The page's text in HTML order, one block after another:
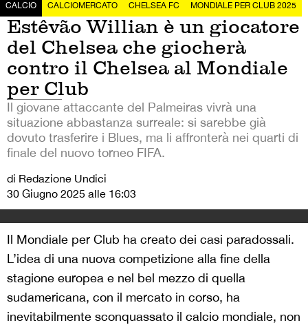
CALCIO CALCIOMERCATO CHELSEA FC MONDIALE PER CLUB 2025
Estêvão Willian è un giocatore
del Chelsea che giocherà
contro il Chelsea al Mondiale
per Club
Il giovane attaccante del Palmeiras vivrà una
situazione abbastanza surreale: si sarebbe già
dovuto trasferire i Blues, ma li affronterà nei quarti di
finale del nuovo torneo FIFA.
di Redazione Undici
30 Giugno 2025 alle 16:03
Il Mondiale per Club ha creato dei casi paradossali.
L’idea di una nuova competizione alla fine della
stagione europea e nel bel mezzo di quella
sudamericana, con il mercato in corso, ha
inevitabilmente sconquassato il calcio mondiale, non